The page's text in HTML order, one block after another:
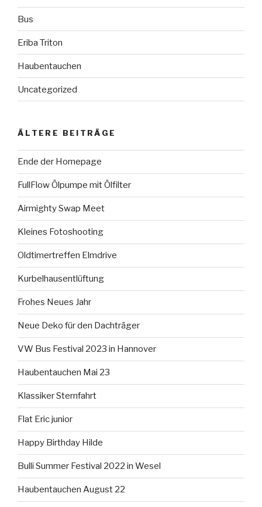
Bus
Eriba Triton
Haubentauchen
Uncategorized
ÄLTERE BEITRÄGE
Ende der Homepage
FullFlow Ölpumpe mit Ölfilter
Airmighty Swap Meet
Kleines Fotoshooting
Oldtimertreffen Elmdrive
Kurbelhausentlüftung
Frohes Neues Jahr
Neue Deko für den Dachträger
VW Bus Festival 2023 in Hannover
Haubentauchen Mai 23
Klassiker Sternfahrt
Flat Eric junior
Happy Birthday Hilde
Bulli Summer Festival 2022 in Wesel
Haubentauchen August 22